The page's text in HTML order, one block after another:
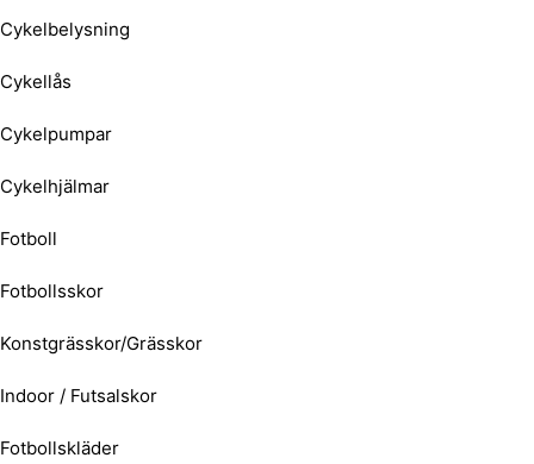
Cykelbelysning
Cykellås
Cykelpumpar
Cykelhjälmar
Fotboll
Fotbollsskor
Konstgrässkor/Grässkor
Indoor / Futsalskor
Fotbollskläder